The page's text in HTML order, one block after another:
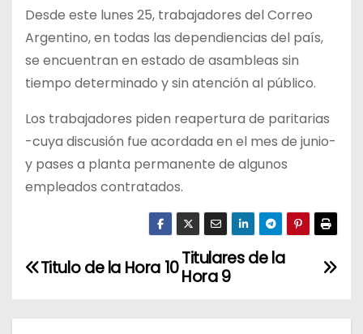
Desde este lunes 25, trabajadores del Correo
Argentino, en todas las dependiencias del país,
se encuentran en estado de asambleas sin
tiempo determinado y sin atención al público.
Los trabajadores piden reapertura de paritarias
-cuya discusión fue acordada en el mes de junio-
y pases a planta permanente de algunos
empleados contratados.
N
Titulares de la
Hora 9
Titulo de la Hora 10